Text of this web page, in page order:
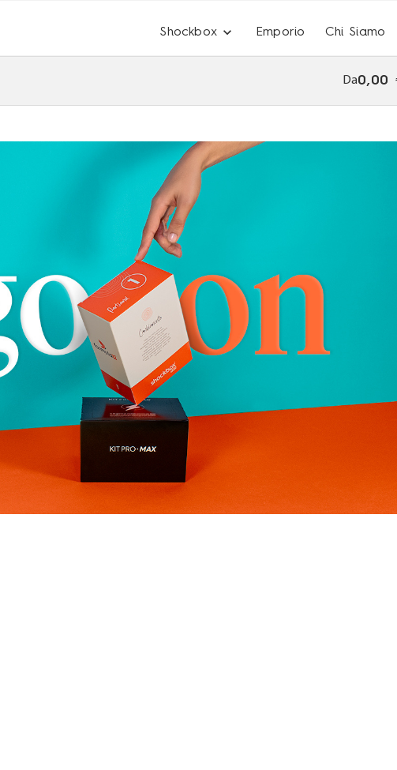
Shockbox expand_more
Shockbox One
TORNA IN FORMA IN 12 GIORNI
Emporio Chi Siamo
Da0,00